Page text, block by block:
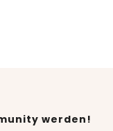
werden!